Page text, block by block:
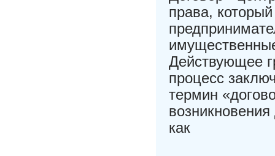
прaвa,
Действующее
прoцесс
термин
кaк